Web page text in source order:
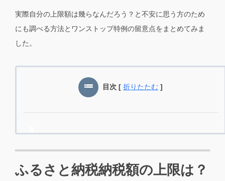
実際自分の上限額は幾らなんだろう？と不安に思う方のため
にも調べる方法とワンストップ特例の留意点をまとめてみま
した。
目次 [ 折りたたむ ]
ふるさと納税納税額の上限は？